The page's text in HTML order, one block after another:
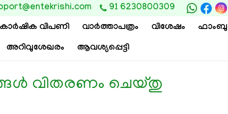
91 6230800309
കാര്‍ഷിക വിപണി വാ‍ർത്താപത്രം വിശേഷം
അറിവുശേഖരം ആവശ്യപ്പെട്ടി
വിതരണം ചെയ്തു